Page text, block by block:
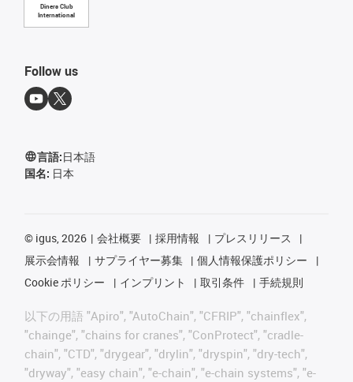
Diners Club
International
Follow us
言語:日本語
国名: 日本
© igus, 2026 会社概要 採用情報
プレスリリース
展示会情報
サプライヤー募集
個人情報保護ポリシー
Cookie ポリシー
インプリント 取引条件 手続規則
以下の用語 "Apiro", "AutoChain", "CFRIP", "chainflex",
"chainge", "chains for cranes", "ConProtect", "cradle-
chain", "CTD", "drygear", "drylin", "dryspin", "dry-tech",
"dryway", "easy chain", "e-chain", "e-chain systems", "e-